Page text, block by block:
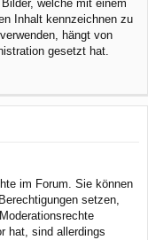
welche mit einem
Inhalt kennzeichnen zu
hängt von
gesetzt hat.
im Forum. Sie können
setzen,
hat, sind allerdings